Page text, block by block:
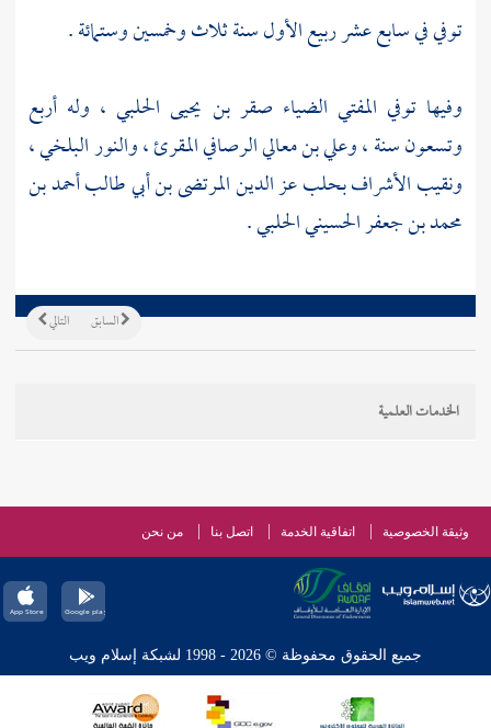
توفي في سابع عشر ربيع الأول سنة ثلاث وخمسين وستمائة .
وفيها توفي المفتي الضياء صقر بن يحيى الحلبي ، وله أربع
وتسعون سنة ،وعلي بن معالي الرصافي المقرئ،والنور البلخي،
ونقيب الأشرافبحلبعز الدين المرتضى بن أبي طالب أحمد بن
محمد بن جعفر الحسيني الحلبي.
التالي السابق
الخدمات العلمية
وثيقة الخصوصية اتفاقية الخدمة اتصل بنا من نحن
جميع الحقوق محفوظة © 2026 - 1998 لشبكة إسلام ويب